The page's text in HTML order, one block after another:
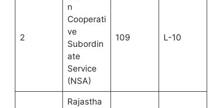
2
n
Cooperati
ve
Subordin
ate
Service
(NSA)
109 L-10
Rajastha